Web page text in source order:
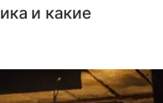
и какие